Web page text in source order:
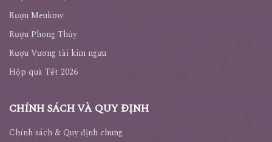
Rượu Meukow
Rượu Phong Thủy
Rượu Vương tài kim ngưu
Hộp quà Tết 2026
CHÍNH SÁCH VÀ QUY ĐỊNH
Chính sách & Quy định chung